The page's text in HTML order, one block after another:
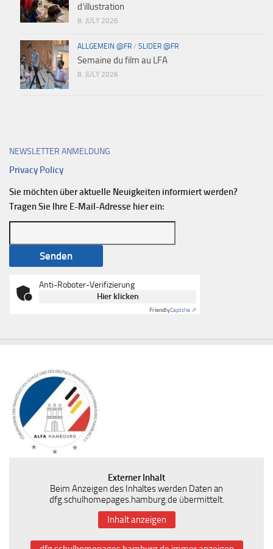
d’illustration
8. JULY 2026
ALLGEMEIN @FR / SLIDER @FR
Semaine du film au LFA
8. JULY 2026
NEWSLETTER ANMELDUNG
Privacy Policy
Sie möchten über aktuelle Neuigkeiten informiert werden?
Tragen Sie Ihre E-Mail-Adresse hier ein:
Anti-Roboter-Verifizierung
Hier klicken
FriendlyCaptcha ⇗
Externer Inhalt
Beim Anzeigen des Inhaltes werden Daten an
dfg.schulhomepages.hamburg.de übermittelt.
Inhalt anzeigen